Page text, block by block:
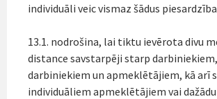
individuāli veic vismaz šādus
13.1. nodrošina, lai tiktu ievērota divu
distance savstarpēji starp
darbiniekiem un apmeklētājiem, kā arī
individuāliem apmeklētājiem vai dažādu